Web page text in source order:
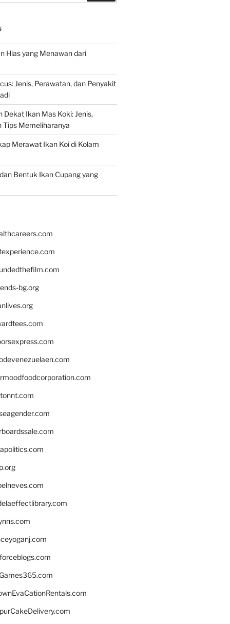
Hias yang Menawan dari
Jenis, Perawatan, dan Penyakit
Dekat Ikan Mas Koki: Jenis,
Tips Memeliharanya
Merawat Ikan Koi di Kolam
Bentuk Ikan Cupang yang
bg.org